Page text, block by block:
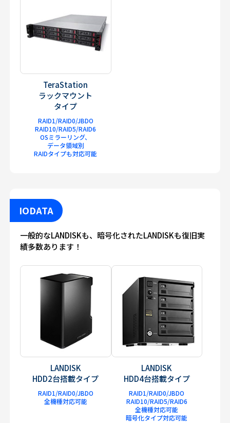
TeraStation
ラックマウント
タイプ
RAID1/RAID0/JBDO
RAID10/RAID5/RAID6
OSミラーリング、
データ領域別
RAIDタイプも対応可能
IODATA
一般的なLANDISKも、暗号化されたLANDISKも復旧実
績多数あります！
LANDISK
HDD2台搭載タイプ
RAID1/RAID0/JBDO
全機種対応可能
LANDISK
HDD4台搭載タイプ
RAID1/RAID0/JBDO
RAID10/RAID5/RAID6
全機種対応可能
暗号化タイプ対応可能